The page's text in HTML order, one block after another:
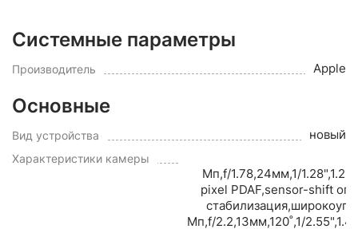
Системные параметры
Производитель Apple
Основные
Вид устройства новый
Характеристики камеры
Мп,f/1.78,24мм,1/
pixel PDAF,sensor-shift
Мп,f/2.2,13мм,120˚,1/